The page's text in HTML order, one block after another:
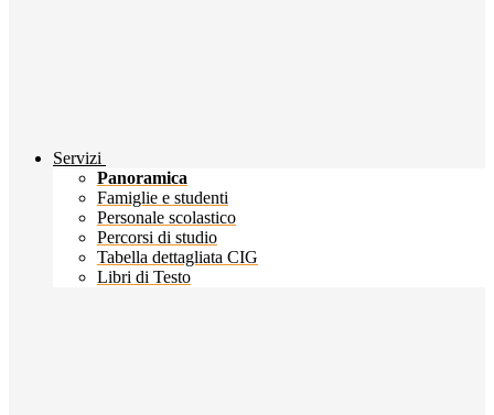
Servizi
Panoramica
Famiglie e studenti
Personale scolastico
Percorsi di studio
Tabella dettagliata CIG
Libri di Testo